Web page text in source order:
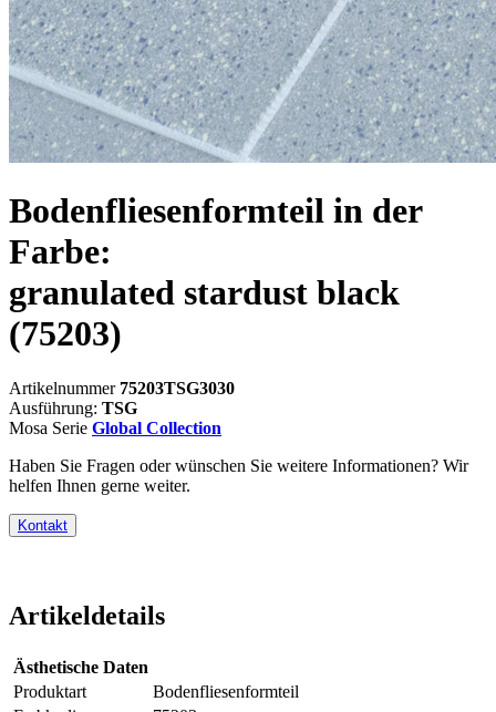
Bodenfliesenformteil in der
Farbe:
granulated stardust black
(75203)
Artikelnummer 75203TSG3030
Ausführung: TSG
Mosa Serie Global Collection
Haben Sie Fragen oder wünschen Sie weitere Informationen? Wir
helfen Ihnen gerne weiter.
Kontakt
Artikeldetails
Ästhetische Daten
Produktart
Bodenfliesenformteil